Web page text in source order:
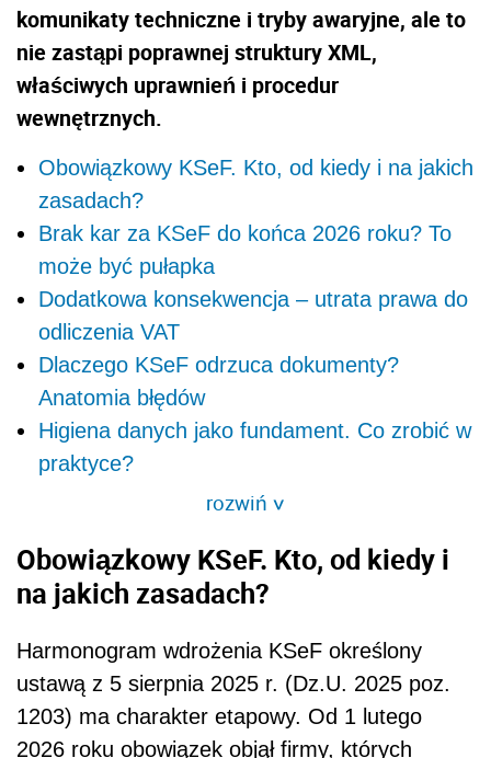
komunikaty techniczne i tryby awaryjne, ale to
nie zastąpi poprawnej struktury XML,
właściwych uprawnień i procedur
wewnętrznych.
Obowiązkowy KSeF. Kto, od kiedy i na jakich
zasadach?
Brak kar za KSeF do końca 2026 roku? To
może być pułapka
Dodatkowa konsekwencja – utrata prawa do
odliczenia VAT
Dlaczego KSeF odrzuca dokumenty?
Anatomia błędów
Higiena danych jako fundament. Co zrobić w
praktyce?
rozwiń>
Obowiązkowy KSeF. Kto, od kiedy i
na jakich zasadach?
Harmonogram wdrożenia KSeF określony
ustawą z 5 sierpnia 2025 r. (Dz.U. 2025 poz.
1203) ma charakter etapowy. Od 1 lutego
2026 roku obowiązek objął firmy, których